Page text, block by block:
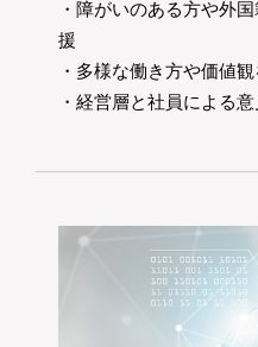
・障がいのある方や外
援
・多様な働き方や価値
・経営層と社員による